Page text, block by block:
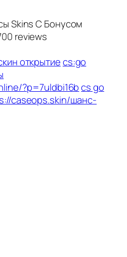
Skins С Бонусом
reviews
открытиеcs:go
?p=7uldbi16b cs go
caseops.skin/шанс-